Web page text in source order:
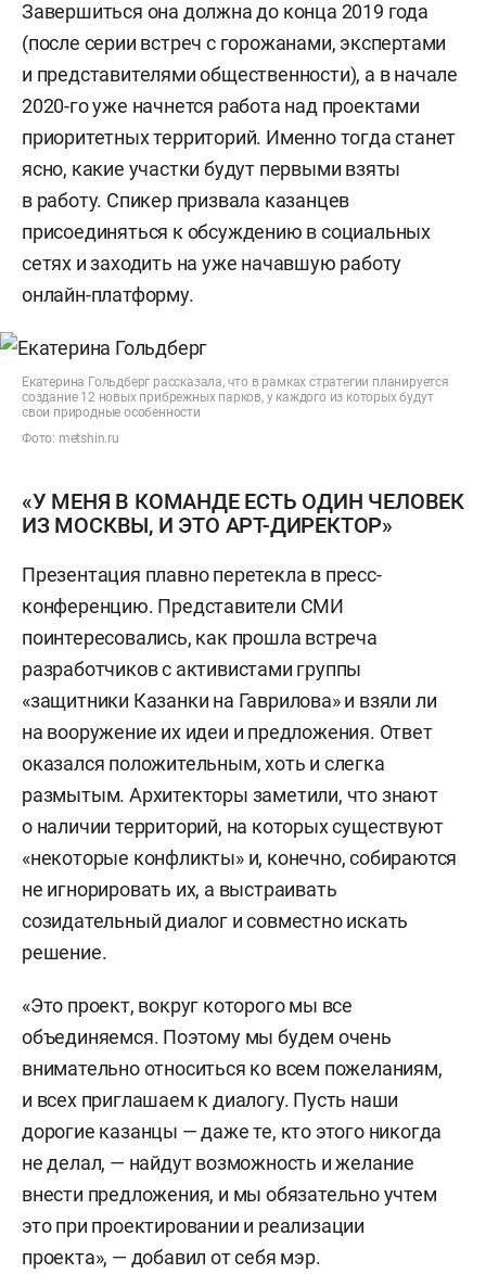
Завершиться она должна до конца 2019 года
(после серии встреч с горожанами, экспертами
и представителями общественности), а в начале
2020-го уже начнется работа над проектами
приоритетных территорий. Именно тогда станет
ясно, какие участки будут первыми взяты
в работу. Спикер призвала казанцев
присоединяться к обсуждению в социальных
сетях и заходить на уже начавшую работу
онлайн-платформу.
Екатерина Гольдберг рассказала, что в рамках стратегии планируется
создание 12 новых прибрежных парков, у каждого из которых будут
свои природные особенности
Фото: metshin.ru
«У МЕНЯ В КОМАНДЕ ЕСТЬ ОДИН ЧЕЛОВЕК
ИЗ МОСКВЫ, И ЭТО АРТ-ДИРЕКТОР»
Презентация плавно перетекла в пресс-
конференцию. Представители СМИ
поинтересовались, как прошла встреча
разработчиков с активистами группы
«защитники Казанки на Гаврилова» и взяли ли
на вооружение их идеи и предложения. Ответ
оказался положительным, хоть и слегка
размытым. Архитекторы заметили, что знают
о наличии территорий, на которых существуют
«некоторые конфликты» и, конечно, собираются
не игнорировать их, а выстраивать
созидательный диалог и совместно искать
решение.
«Это проект, вокруг которого мы все
объединяемся. Поэтому мы будем очень
внимательно относиться ко всем пожеланиям,
и всех приглашаем к диалогу. Пусть наши
дорогие казанцы — даже те, кто этого никогда
не делал, — найдут возможность и желание
внести предложения, и мы обязательно учтем
это при проектировании и реализации
проекта», — добавил от себя мэр.